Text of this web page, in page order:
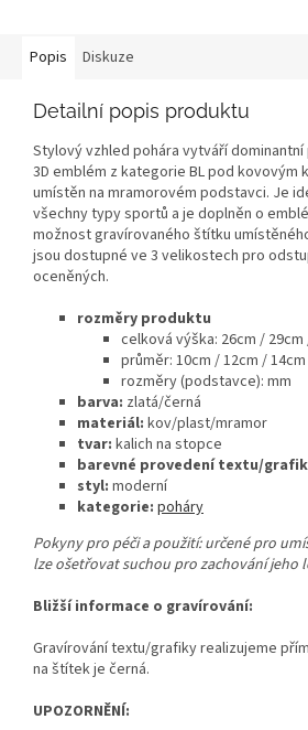
Popis Diskuze
Detailní popis produktu
Stylový vzhled pohára vytváří
3D emblém z kategorie BL pod kovovým
umístěn na mramorovém podstavci. Je
všechny typy sportů a je doplněn o
možnost gravírovaného štítku
jsou dostupné ve 3 velikostech pro
oceněných.
rozměry produktu
celková výška: 26cm / 29cm
průměr: 10cm / 12cm / 14cm
rozměry (podstavce): mm
barva: zlatá/černá
materiál: kov/plast/mramor
tvar: kalich na stopce
barevné provedení textu/
styl: moderní
kategorie: poháry
Pokyny pro péči a použití: určené pro
lze ošetřovat suchou pro zachování jeho
Bližší informace o gravírování:
Gravírování textu/grafiky realizujeme
na štítek je černá.
UPOZORNĚNÍ: